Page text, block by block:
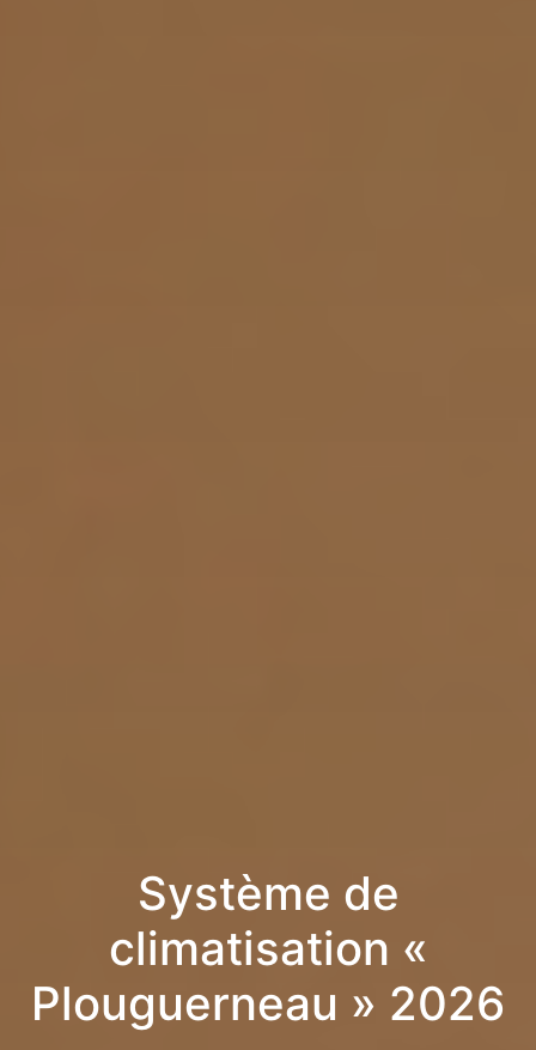
Système de
climatisation «
Plouguerneau » 2026